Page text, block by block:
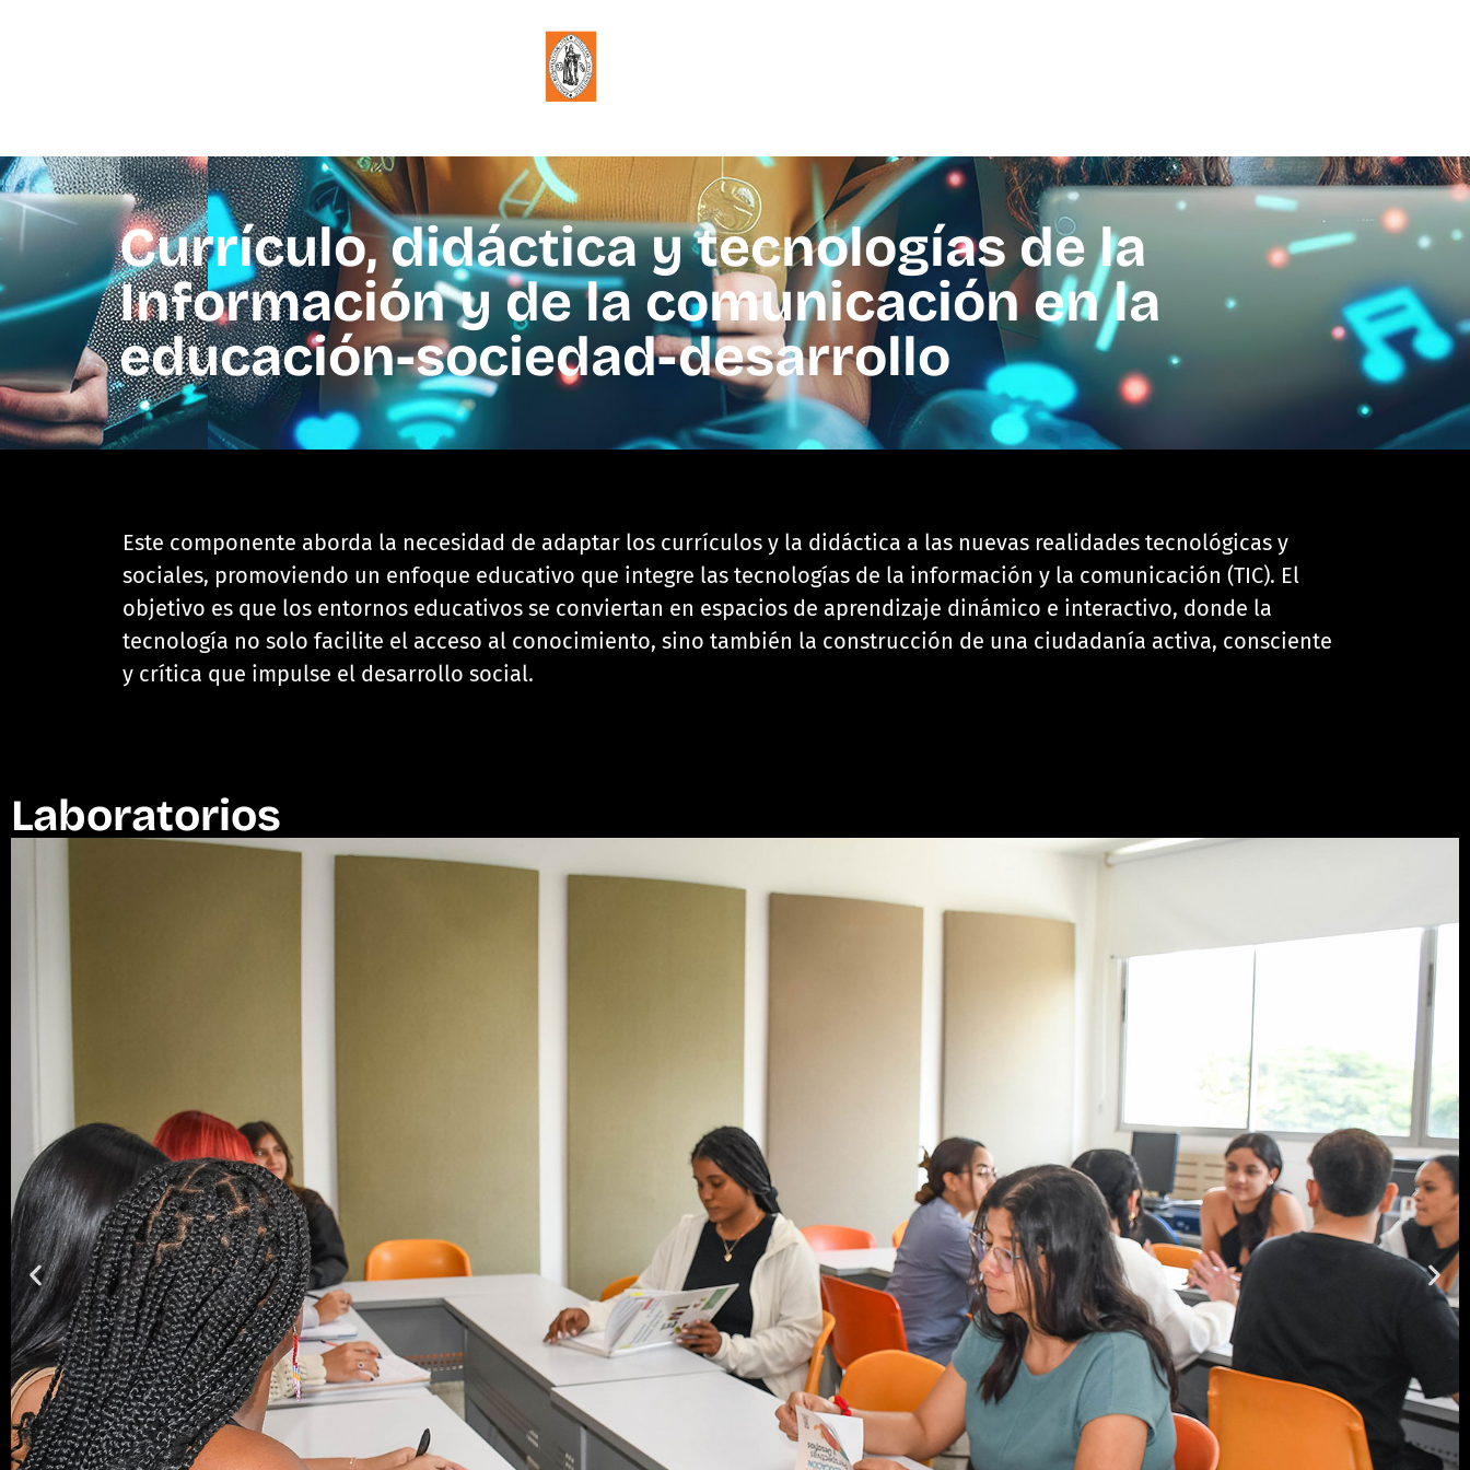
Currículo, didáctica y tecnologías de la
Información y de la comunicación en la
educación-sociedad-desarrollo
Este componente aborda la necesidad de adaptar los currículos y la didáctica a las nuevas realidades tecnológicas y
sociales, promoviendo un enfoque educativo que integre las tecnologías de la información y la comunicación (TIC). El
objetivo es que los entornos educativos se conviertan en espacios de aprendizaje dinámico e interactivo, donde la
tecnología no solo facilite el acceso al conocimiento, sino también la construcción de una ciudadanía activa, consciente
y crítica que impulse el desarrollo social.
Laboratorios